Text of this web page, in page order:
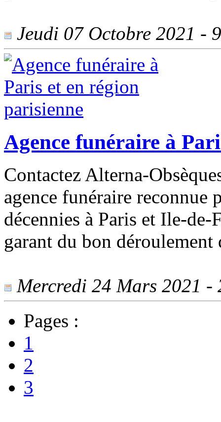
Jeudi 07 Octobre 2021 -
Agence funéraire à
Contactez Alterna-
agence funéraire reconnue
décennies à Paris et Ile-de-
garant du bon déroulement
Mercredi 24 Mars 2021 -
Pages :
1
2
3